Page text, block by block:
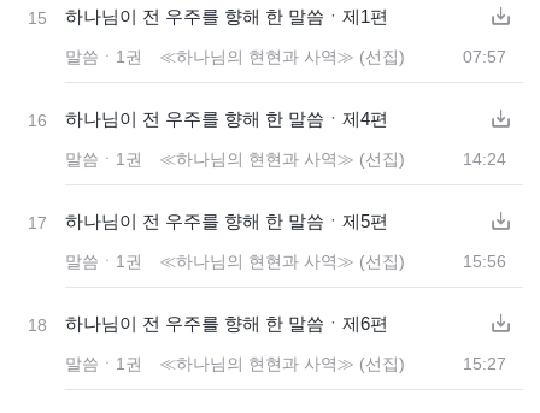
15 하나님이 전 우주를 향해 한 말씀ㆍ제1편
말씀ㆍ1권 ≪하나님의 현현과 사역≫ (선집) 07:57
16 하나님이 전 우주를 향해 한 말씀ㆍ제4편
말씀ㆍ1권 ≪하나님의 현현과 사역≫ (선집) 14:24
17 하나님이 전 우주를 향해 한 말씀ㆍ제5편
말씀ㆍ1권 ≪하나님의 현현과 사역≫ (선집) 15:56
18 하나님이 전 우주를 향해 한 말씀ㆍ제6편
말씀ㆍ1권 ≪하나님의 현현과 사역≫ (선집) 15:27